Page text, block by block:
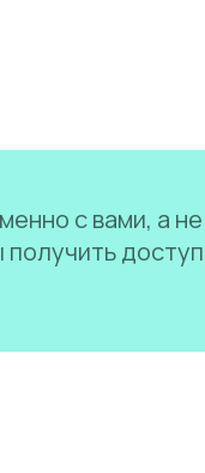
с вами, а
доступ